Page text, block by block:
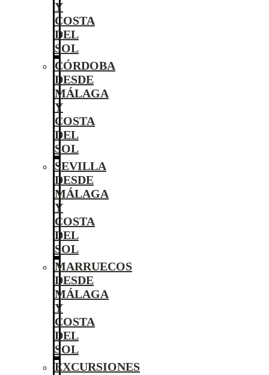
Y
COSTA
DEL
SOL
CÓRDOBA
DESDE
MÁLAGA
Y
COSTA
DEL
SOL
SEVILLA
DESDE
MÁLAGA
Y
COSTA
DEL
SOL
MARRUECOS
DESDE
MÁLAGA
Y
COSTA
DEL
SOL
EXCURSIONES